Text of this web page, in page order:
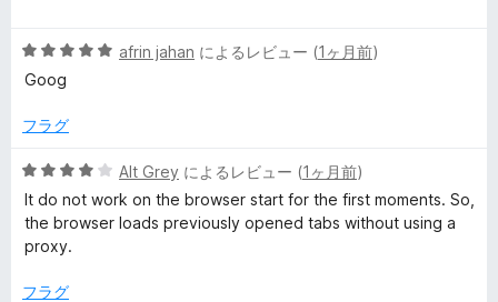
a
d
の
5
の
価
5
段
中
の
評
価
afrin jahan によるレビュー (1ヶ月前)
Goog
フラグ
5
段
階
中
の
Alt Grey によるレビュー (1ヶ月前)
It do not work on the browser start for the first moments. So,
the browser loads previously opened tabs without using a
proxy.
フラグ